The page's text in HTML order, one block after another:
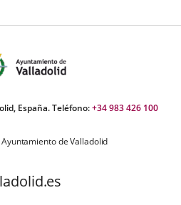
España. Teléfono:+34 983 426 100
de Valladolid